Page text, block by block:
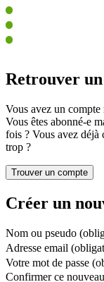
Retrouver
Vous avez un compte
Vous êtes abonné-e
fois ? Vous avez déjà
trop ?
Créer un
Nom ou pseudo
Adresse email
Votre mot de passe
Confirmer ce